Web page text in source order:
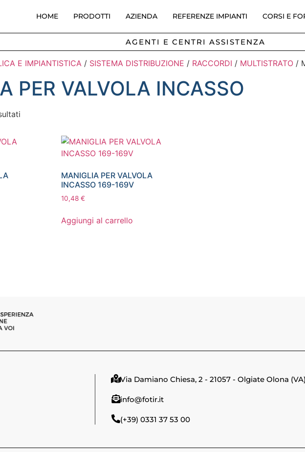
HOME PRODOTTI AZIENDA REFERENZE IMPIANTI CORSI E
AGENTI E CENTRI ASSISTENZA
E IMPIANTISTICA / SISTEMA DISTRIBUZIONE / RACCORDI / MULTISTRATO /
PER VALVOLA INCASSO
MANIGLIA PER VALVOLA
INCASSO 169-169V
10,48 €
Aggiungi al carrello
Via Damiano Chiesa, 2 - 21057 - Olgiate Olona
info@fotir.it
(+39) 0331 37 53 00